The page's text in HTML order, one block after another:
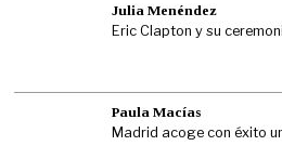
Julia Menéndez
Eric Clapton y su
Paula Macías
Madrid acoge con éxito